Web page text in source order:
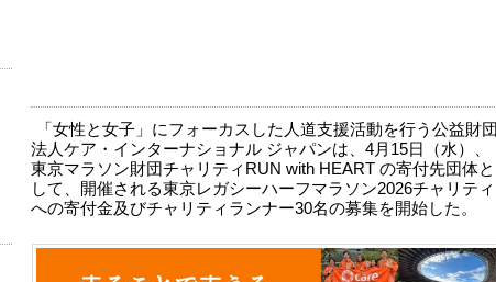
「女性と女子」にフォーカスした人道支援活動を行う公益財団
法人ケア・インターナショナル ジャパンは、4月15日（水）、
東京マラソン財団チャリティRUN with HEART の寄付先団体と
して、開催される東京レガシーハーフマラソン2026チャリティ
への寄付金及びチャリティランナー30名の募集を開始した。